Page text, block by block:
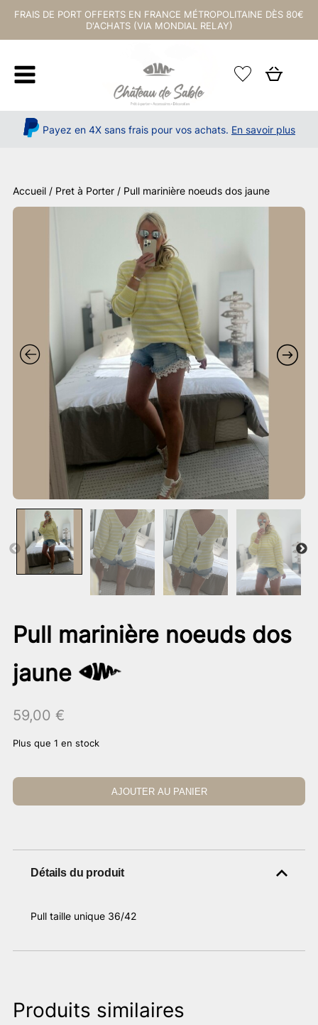
FRAIS DE PORT OFFERTS EN FRANCE MÉTROPOLITAINE DÈS 80€
D'ACHATS (VIA MONDIAL RELAY)
Payez en 4X sans frais pour vos achats. En savoir plus
Accueil / Pret à Porter / Pull marinière noeuds dos jaune
Pull marinière noeuds dos
jaune
59,00 €
Plus que 1 en stock
AJOUTER AU PANIER
Détails du produit
Pull taille unique 36/42
Produits similaires